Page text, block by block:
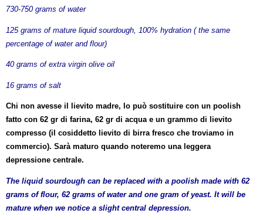
730-750 grams of water
125 grams of mature liquid sourdough, 100% hydration ( the same
percentage of water and flour)
40 grams of extra virgin olive oil
16 grams of salt
Chi non avesse il lievito madre, lo può sostituire con un poolish
fatto con 62 gr di farina, 62 gr di acqua e un grammo di lievito
compresso (il cosiddetto lievito di birra fresco che troviamo in
commercio). Sarà maturo quando noteremo una leggera
depressione centrale.
The liquid sourdough can be replaced with a poolish made ​​with 62
grams of flour, 62 grams of water and one gram of yeast. It will be
mature when we notice a slight central depression.